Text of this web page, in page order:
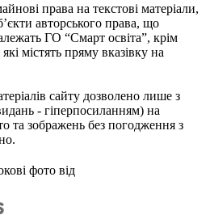
права на текстові матеріали,
авторського права, що
ГО “Смарт освіта”, крім
містять пряму вказівку на
сайту дозволено лише з
- гіперпосиланням) на
та зображень без погодження з
фото від